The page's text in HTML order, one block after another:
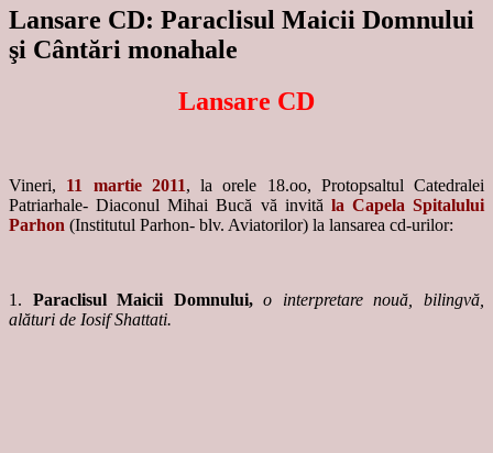
Lansare CD: Paraclisul Maicii Domnului
şi Cântări monahale
Lansare CD
Vineri, 11 martie 2011, la orele 18.oo, Protopsaltul Catedralei
Patriarhale- Diaconul Mihai Bucă vă invită la Capela Spitalului
Parhon (Institutul Parhon- blv. Aviatorilor) la lansarea cd-urilor:
1. Paraclisul Maicii Domnului,o interpretare nouă, bilingvă,
alături de Iosif Shattati.